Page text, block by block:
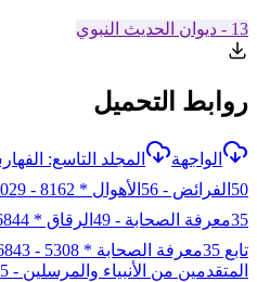
13 - ديوان الحديث النبوي
روابط التحميل
الواجهة المجلد التاسع:
50الفرائض - 56الأهوال * 8162 - 9029
35معرفة الصحابة - 49الرقاق * 6844 - 8161
تابع 35معرفة الصحابة * 5308 - 6843
المتقدمين من الأنبياء والمرسلين - 35معرفة الصحابة * 4040 - 5307